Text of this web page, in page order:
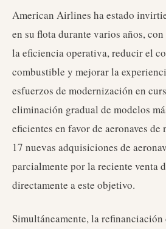
American Airlines ha estado
en su flota durante varios años,
la eficiencia operativa, reducir el
combustible y mejorar la
esfuerzos de modernización en
eliminación gradual de modelos
eficientes en favor de aeronaves de
17 nuevas adquisiciones de
parcialmente por la reciente venta
directamente a este objetivo.
Simultáneamente, la refinanciación